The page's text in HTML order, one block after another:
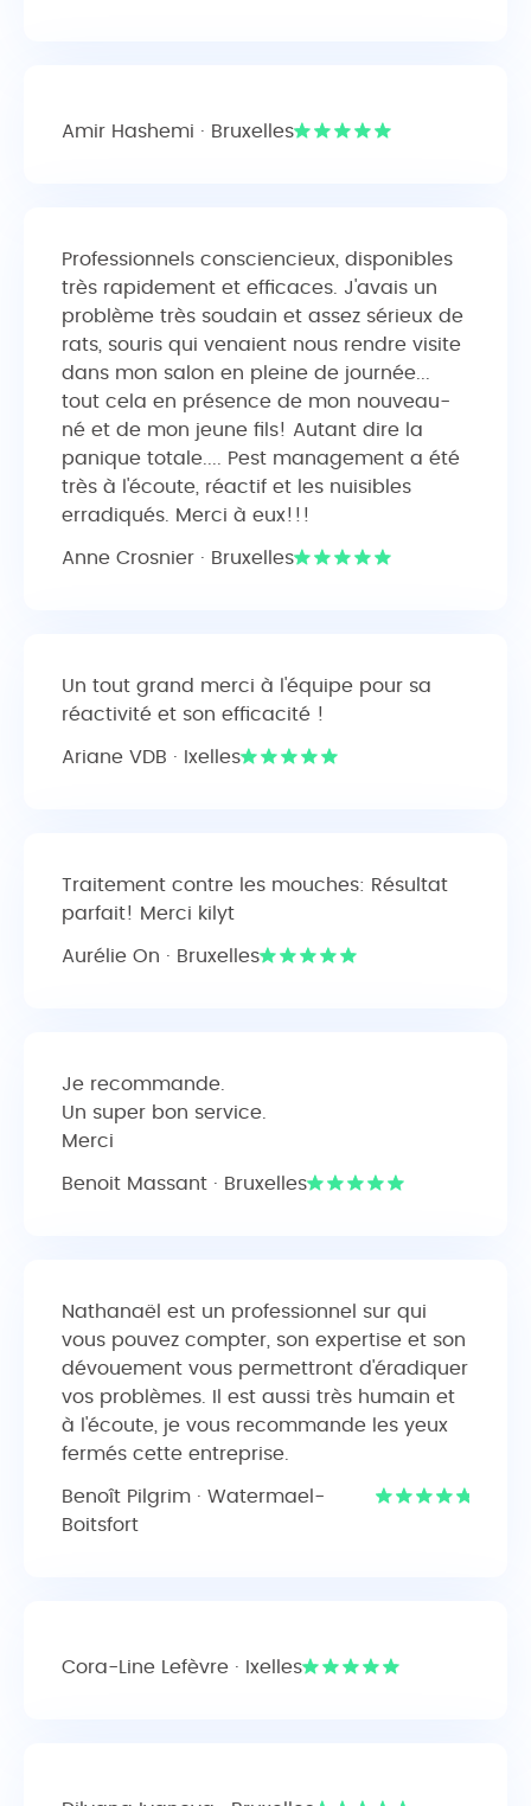
Amir Hashemi · Bruxelles
Professionnels consciencieux, disponibles
très rapidement et efficaces. J'avais un
problème très soudain et assez sérieux de
rats, souris qui venaient nous rendre visite
dans mon salon en pleine de journée...
tout cela en présence de mon nouveau-
né et de mon jeune fils! Autant dire la
panique totale.... Pest management a été
très à l'écoute, réactif et les nuisibles
erradiqués. Merci à eux!!!
Anne Crosnier · Bruxelles
Un tout grand merci à l'équipe pour sa
réactivité et son efficacité !
Ariane VDB · Ixelles
Traitement contre les mouches: Résultat
parfait! Merci kilyt
Aurélie On · Bruxelles
Je recommande.
Un super bon service.
Merci
Benoit Massant · Bruxelles
Nathanaël est un professionnel sur qui
vous pouvez compter, son expertise et son
dévouement vous permettront d'éradiquer
vos problèmes. Il est aussi très humain et
à l'écoute, je vous recommande les yeux
fermés cette entreprise.
Benoît Pilgrim · Watermael-
Boitsfort
Cora-Line Lefèvre · Ixelles